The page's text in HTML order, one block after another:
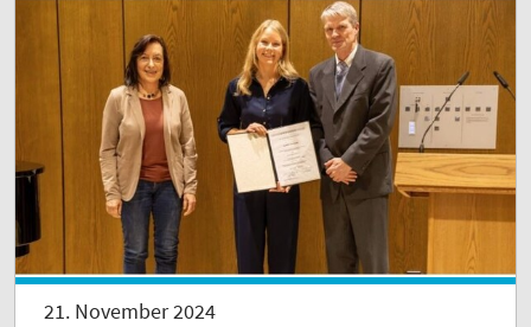
21. November 2024